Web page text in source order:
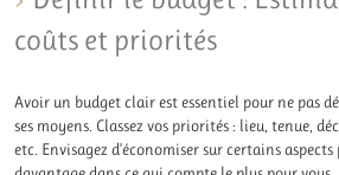
coûts et priorités
Avoir un budget clair est essentiel pour ne pas
ses moyens. Classez vos priorités : lieu, tenue,
etc. Envisagez d’économiser sur certains